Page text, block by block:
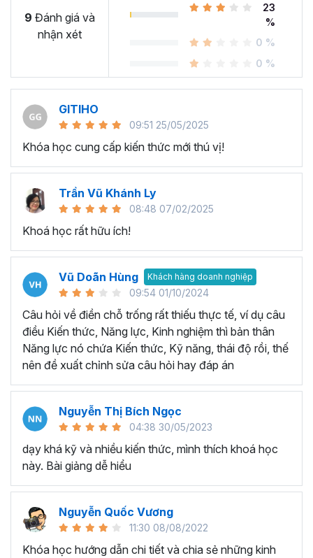
9 Đánh giá và
nhận xét
23
%
0 %
0 %
GITIHO
09:51 25/05/2025
Khóa học cung cấp kiến thức mới thú vị!
Trần Vũ Khánh Ly
08:48 07/02/2025
Khoá học rất hữu ích!
Vũ Doãn Hùng Khách hàng doanh nghiệp
09:54 01/10/2024
Câu hỏi về điền chỗ trống rất thiếu thực tế, ví dụ câu
điều Kiến thức, Năng lực, Kinh nghiệm thì bản thân
Năng lực nó chứa Kiến thức, Kỹ năng, thái độ rồi, thế
nên đề xuất chỉnh sửa câu hỏi hay đáp án
Nguyễn Thị Bích Ngọc
04:38 30/05/2023
dạy khá kỹ và nhiều kiến thức, mình thích khoá học
này. Bài giảng dễ hiểu
Nguyễn Quốc Vương
11:30 08/08/2022
Khóa học hướng dẫn chi tiết và chia sẻ những kinh